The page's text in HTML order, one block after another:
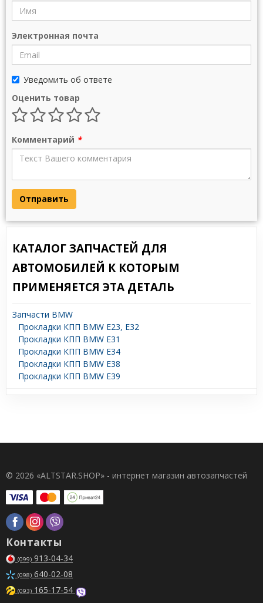
Электронная почта
Уведомить об ответе
Оценить товар
Комментарий *
Отправить
КАТАЛОГ ЗАПЧАСТЕЙ ДЛЯ
АВТОМОБИЛЕЙ К КОТОРЫМ
ПРИМЕНЯЕТСЯ ЭТА ДЕТАЛЬ
Запчасти BMW
Прокладки КПП BMW E23, E32
Прокладки КПП BMW E31
Прокладки КПП BMW E34
Прокладки КПП BMW E38
Прокладки КПП BMW E39
© 2026 «ALTSTAR.SHOP» - интернет магазин автозапчастей
Контакты
(099) 913-04-34
(098) 640-02-08
(093) 165-17-54